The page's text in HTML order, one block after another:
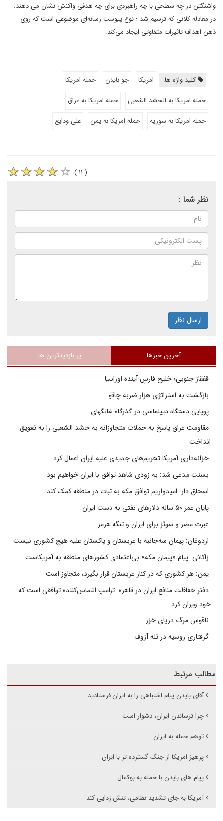
واشنگتن در چه سطحی با چه راهبردی برای چه هدفی واکنش نشان می دهند.
در معادله کلانی که ترسیم شد ؛ نوع پیوست رسانه‌ای موضوعی است که روی
ذهن اهداف تاثیرات متفاوتی ایجاد می‌کند.
کلید واژه ها: امریکا جو بایدن
حمله امریکا
حمله امریکا به الحشد الشعبی
حمله امریکا به عراق
حمله امریکا به سوریه
حمله امریکا به یمن علی ودایع
( ۱۱ )
نظر شما :
ارسال نظر
آخرین خبرها پر بازدیدترین ها
قفقاز جنوبی؛ خلیج فارسِ آینده اوراسیا
بازگشت به استراتژی هزار ضربه چاقو
پویایی دستگاه دیپلماسی در گذرگاه شانگهای
مقاومت عراق پاسخ به حملات متجاوزانه به حشد الشعبی را به تعویق
انداخت
خزانه‌داری آمریکا تحریم‌های جدیدی علیه ایران اعمال کرد
بسنت مدعی شد: به زودی شاهد توافق با ایران خواهیم بود
اسحاق دار: امیدواریم توافق مکه به ثبات در منطقه کمک کند
پایان عمر ۵۰ ساله دلارهای نفتی به دست ایران
عبرت مصر و سوئز برای ایران و تنگه هرمز
اردوغان: پیمان سه‌جانبه با عربستان و پاکستان علیه هیچ کشوری نیست
زاکانی: پیام «پیمان مکه» بی‌اعتمادی کشورهای منطقه به آمریکاست
یمن: هر کشوری که در کنار عربستان قرار بگیرد، متجاوز است
دفتر حفاظت منافع ایران در قاهره: ترامپ التماس‌کننده توافقی است که
خود ویران کرد
ناقوس مرگ دریای خزر
گرفتاری روسیه در تله آزوف
مطالب مرتبط
آقای بایدن پیام اشتباهی را به ایران فرستادید
چرا ترساندن ایران، دشوار است
توهم حمله به ایران
پرهیز امریکا از جنگ گسترده تر با ایران
پیام های بایدن با حمله به بوکمال
آمریکا به جای تشدید نظامی، تنش زدایی کند